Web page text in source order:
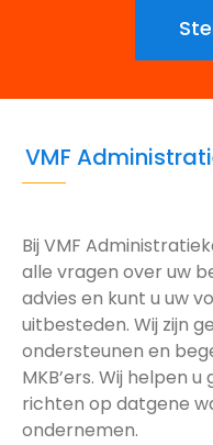
VMF
Bij VMF
alle vragen over uw
advies en kunt u uw
uitbesteden. Wij zijn
ondersteunen en
MKB’ers. Wij helpen
richten op datgene
ondernemen.